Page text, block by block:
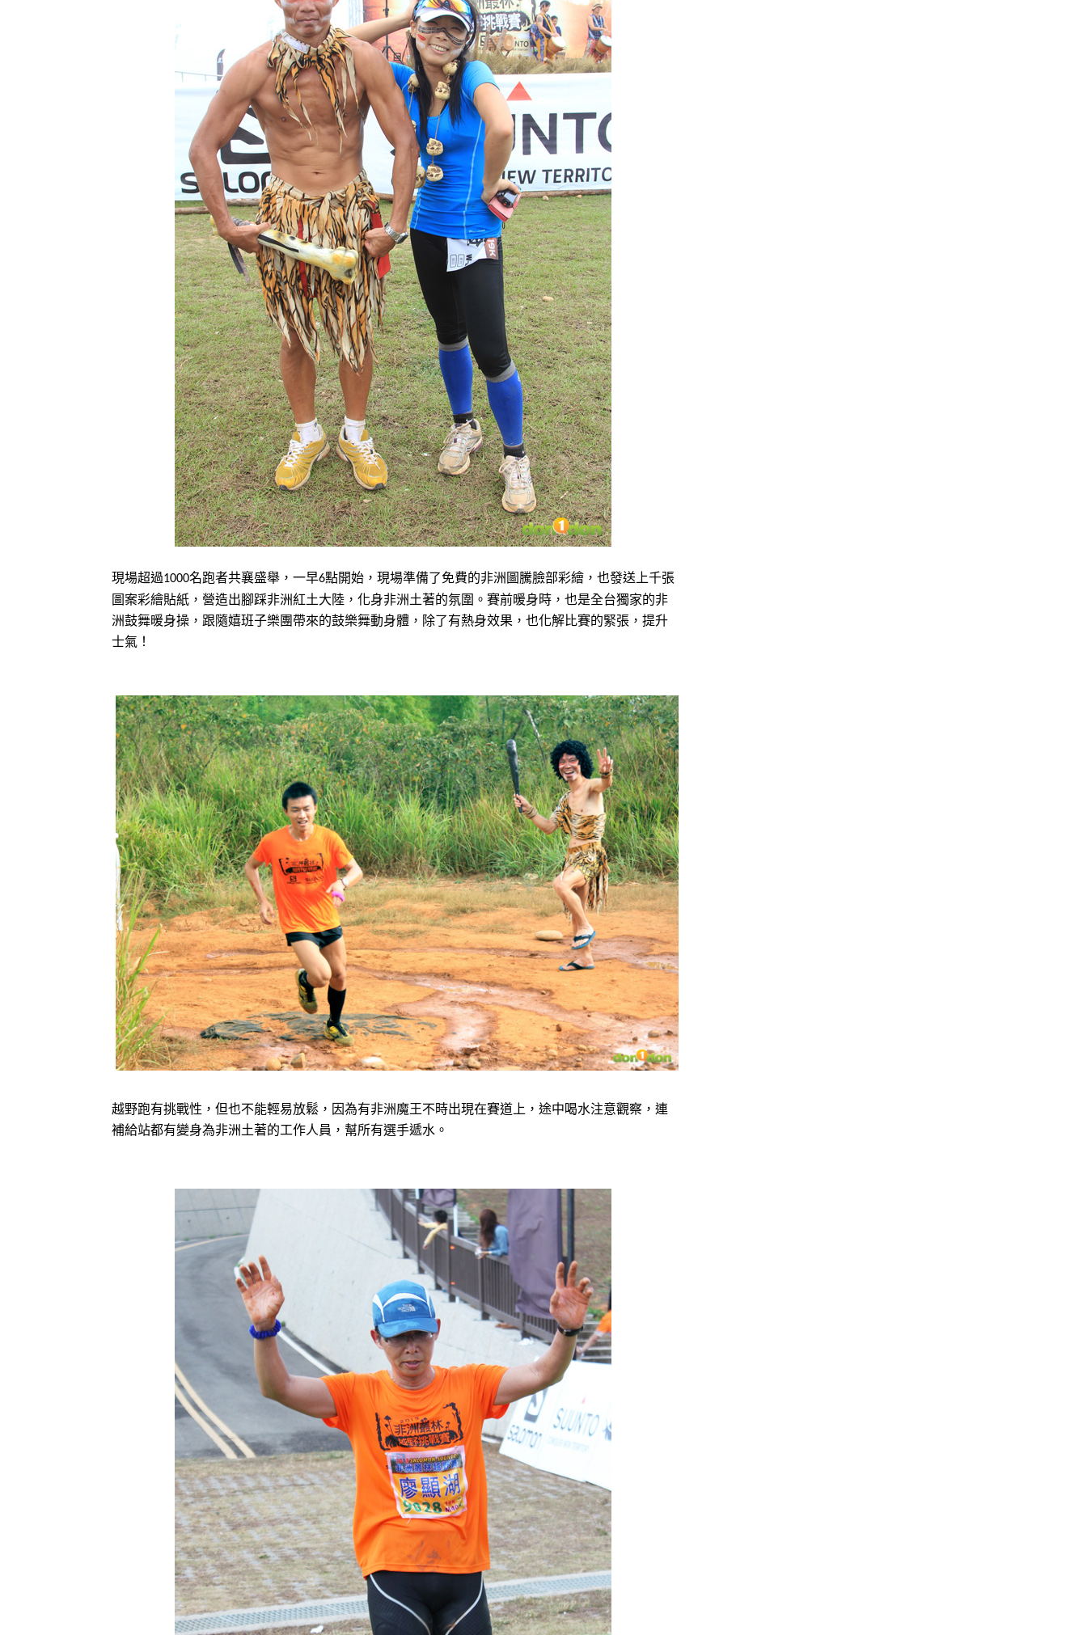
現場超過1000名跑者共襄盛舉，一早6點開始，現場準備了免費的非洲圖騰臉部彩繪，也發送上千張
圖案彩繪貼紙，營造出腳踩非洲紅土大陸，化身非洲土著的氛圍。賽前暖身時，也是全台獨家的非
洲鼓舞暖身操，跟隨嬉班子樂團帶來的鼓樂舞動身體，除了有熱身效果，也化解比賽的緊張，提升
士氣！
越野跑有挑戰性，但也不能輕易放鬆，因為有非洲魔王不時出現在賽道上，途中喝水注意觀察，連
補給站都有變身為非洲土著的工作人員，幫所有選手遞水。